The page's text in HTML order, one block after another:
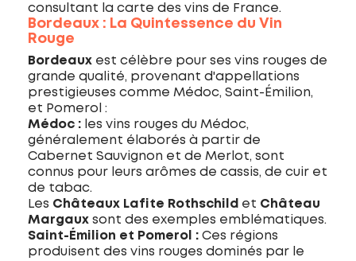
consultant la carte des vins de France.
Bordeaux : La Quintessence du Vin
Rouge
Bordeaux est célèbre pour ses vins rouges de
grande qualité, provenant d'appellations
prestigieuses comme Médoc, Saint-Émilion,
et Pomerol :
Médoc : les vins rouges du Médoc,
généralement élaborés à partir de
Cabernet Sauvignon et de Merlot, sont
connus pour leurs arômes de cassis, de cuir et
de tabac.
Les Châteaux Lafite Rothschild et Château
Margaux sont des exemples emblématiques.
Saint-Émilion et Pomerol : Ces régions
produisent des vins rouges dominés par le